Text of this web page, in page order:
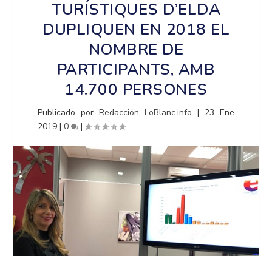
TURÍSTIQUES D’ELDA
DUPLIQUEN EN 2018 EL
NOMBRE DE
PARTICIPANTS, AMB
14.700 PERSONES
Publicado porRedacción LoBlanc.info | 23 Ene
2019 |0 |